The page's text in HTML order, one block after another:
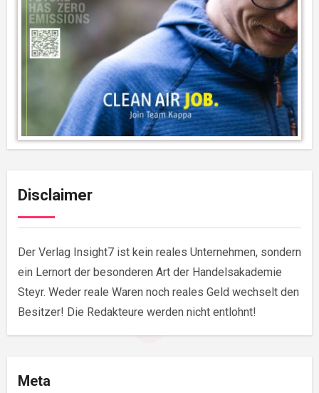
Disclaimer
Der Verlag Insight7 ist kein reales Unternehmen, sondern
ein Lernort der besonderen Art der Handelsakademie
Steyr. Weder reale Waren noch reales Geld wechselt den
Besitzer! Die Redakteure werden nicht entlohnt!
Meta